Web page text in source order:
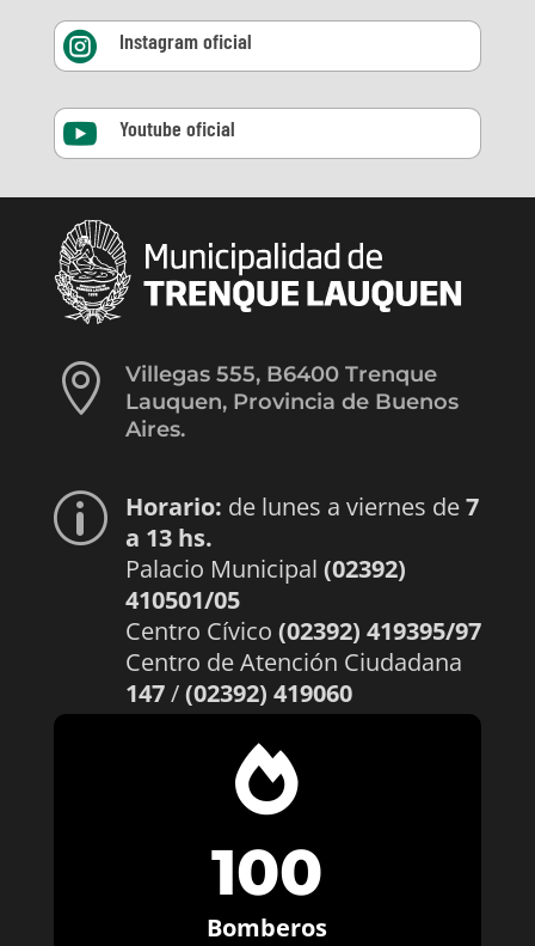
 Instagram oficial
 Youtube oficial

Villegas 555, B6400 Trenque
Lauquen, Provincia de Buenos
Aires.
p Horario: de lunes a viernes de7
a 13 hs.
Palacio Municipal (02392)
410501/05
Centro Cívico (02392) 419395/97
Centro de Atención Ciudadana
147/(02392) 419060

100
Bomberos